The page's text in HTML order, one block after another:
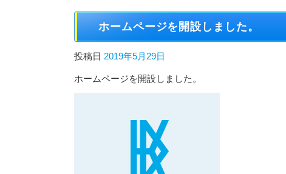
ホームページを開設しました。
投稿日 2019年5月29日
ホームページを開設しました。